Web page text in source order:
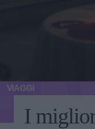
VIAGGI
I